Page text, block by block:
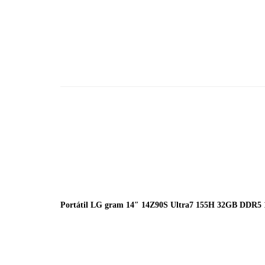
Portátil LG gram 14″ 14Z90S Ultra7 155H 32GB DDR5